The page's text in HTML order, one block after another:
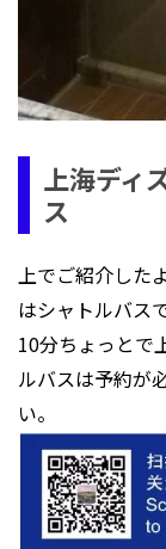
上海ディ
ス
上でご紹介した
はシャトルバス
10分ちょっとで
ルバスは予約が
い。